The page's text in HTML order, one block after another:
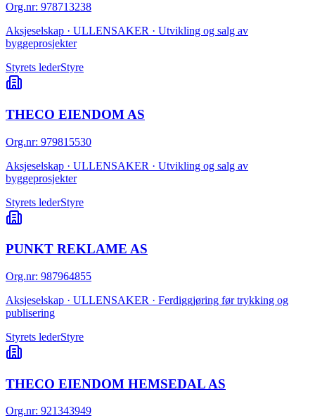
Org.nr: 978713238
Aksjeselskap · ULLENSAKER · Utvikling og salg av
byggeprosjekter
Styrets lederStyre
THECO EIENDOM AS
Org.nr: 979815530
Aksjeselskap · ULLENSAKER · Utvikling og salg av
byggeprosjekter
Styrets lederStyre
PUNKT REKLAME AS
Org.nr: 987964855
Aksjeselskap · ULLENSAKER · Ferdiggjøring før trykking og
publisering
Styrets lederStyre
THECO EIENDOM HEMSEDAL AS
Org.nr: 921343949